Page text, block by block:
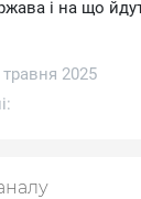
і на що
2025